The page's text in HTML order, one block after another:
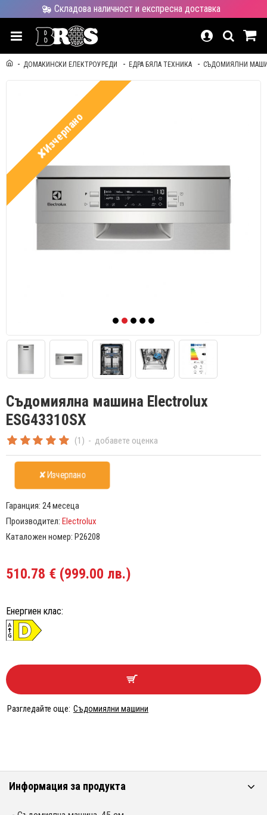
Складова наличност и експресна доставка
ДОМАКИНСКИ ЕЛЕКТРОУРЕДИ ЕДРА БЯЛА ТЕХНИКА СЪДОМИЯЛНИ
✘Изчерпано
Съдомиялна машина Electrolux
ESG43310SX
Енергиен клас:
(1) - добавете оценка
510.78 € (999.00 лв.)
✘Изчерпано
Гаранция: 24 месецa
Производител: Electrolux
Каталожен номер: P26208
Разгледайте още: Съдомиялни машини
Информация за продукта